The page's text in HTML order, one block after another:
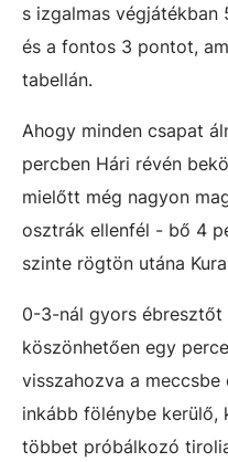
s izgalmas
és a fontos 3 pontot,
tabellán.
Ahogy minden csapat
percben Hári révén
mielőtt még nagyon
osztrák ellenfél - bő 4
szinte rögtön utána
0-3-nál gyors ébresztőt
köszönhetően egy
visszahozva a
inkább fölénybe kerülő,
többet próbálkozó